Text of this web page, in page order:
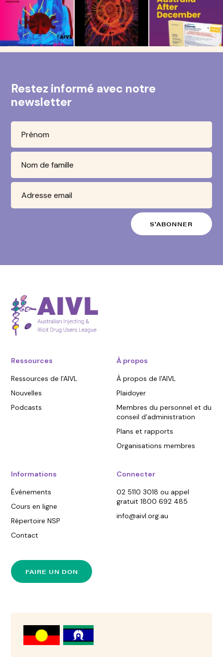
Restez informé avec notre
newsletter
Ressources
Ressources de l'AIVL
Nouvelles
Podcasts
À propos
À propos de l'AIVL
Plaidoyer
Membres du personnel et du
conseil d'administration
Plans et rapports
Organisations membres
Informations
Événements
Cours en ligne
Répertoire NSP
Contact
Connecter
02 5110 3018 ou appel
gratuit 1800 692 485
info@aivl.org.au
FAIRE UN DON